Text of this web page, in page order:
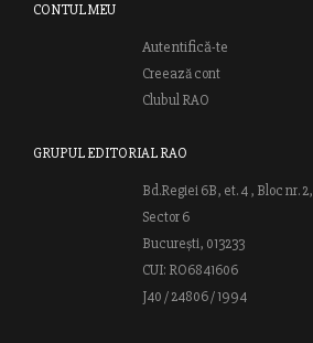
CONTUL MEU
Autentifică-te
Creează cont
Clubul RAO
GRUPUL EDITORIAL RAO
Bd.Regiei 6B, et. 4 , Bloc nr. 2,
Sector 6
București, 013233
CUI: RO6841606
J40 / 24806 / 1994